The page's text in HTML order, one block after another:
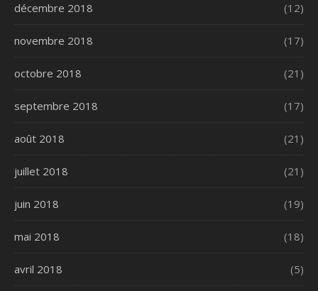
décembre 2018 (12)
novembre 2018 (17)
octobre 2018 (21)
septembre 2018 (17)
août 2018 (21)
juillet 2018 (21)
juin 2018 (19)
mai 2018 (18)
avril 2018 (5)